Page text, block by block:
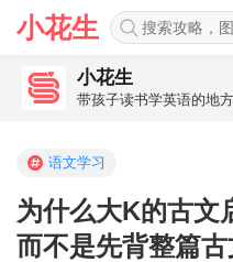
小花生
小花生
带孩子读书学英语的地方
语文学习
为什么大K的古文
而不是先背整篇古